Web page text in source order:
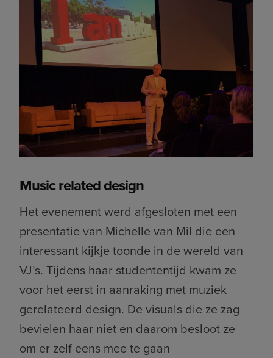
Music related design
Het evenement werd afgesloten met een
presentatie van Michelle van Mil die een
interessant kijkje toonde in de wereld van
VJ’s. Tijdens haar studententijd kwam ze
voor het eerst in aanraking met muziek
gerelateerd design. De visuals die ze zag
bevielen haar niet en daarom besloot ze
om er zelf eens mee te gaan